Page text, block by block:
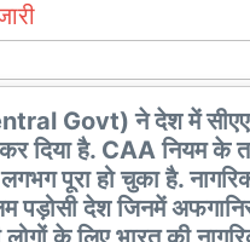
Govt) ने देश में
है. CAA नियम के
पूरा हो चुका है.
पड़ोसी देश जिनमें